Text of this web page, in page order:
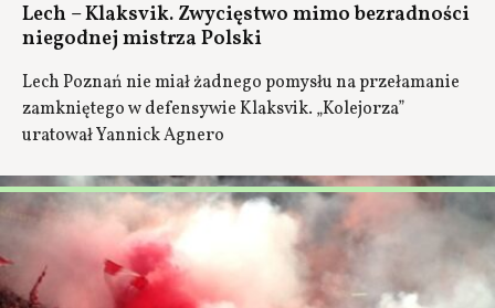
Lech – Klaksvik. Zwycięstwo mimo bezradności
niegodnej mistrza Polski
Lech Poznań nie miał żadnego pomysłu na przełamanie
zamkniętego w defensywie Klaksvik. „Kolejorza”
uratował Yannick Agnero